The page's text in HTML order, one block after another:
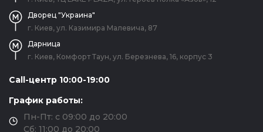
Дворец "Украина"
г. Киев, ул. Казимира Малевича, 87
Дарница
г. Киев, Комфорт Таун, ул. Березнева, 16, корпус 3
Call-центр 10:00-19:00
График работы:
Пн-Пт: с 09:00 до 20:00
Сб: 11:00 до 20:00